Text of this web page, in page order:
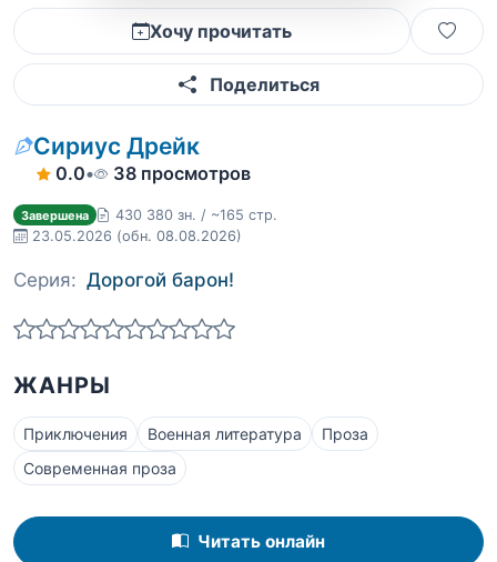
Хочу прочитать
Поделиться
Сириус Дрейк
0.0• 38 просмотров
Завершена
430 380 зн. / ~165 стр.
23.05.2026 (обн. 08.08.2026)
Серия: Дорогой барон!
ЖАНРЫ
Приключения Военная литература
Проза
Современная проза
Читать онлайн